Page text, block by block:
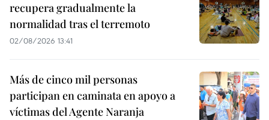
recupera gradualmente la
normalidad tras el terremoto
02/08/2026 13:41
Más de cinco mil personas
participan en caminata en apoyo a
víctimas del Agente Naranja